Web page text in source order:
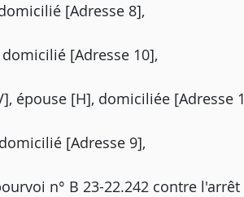
[Adresse 8],
[Adresse 10],
épouse [H], domiciliée [Adresse
[Adresse 9],
n° B 23-22.242 contre